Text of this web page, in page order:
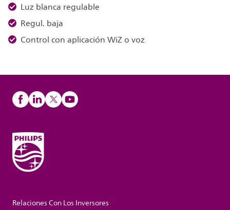
Luz blanca regulable
Regul. baja
Control con aplicación WiZ o voz
Relaciones Con Los Inversores